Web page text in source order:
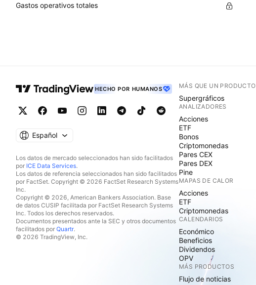
Gastos operativos totales
HECHO POR HUMANOS
Español
Los datos de mercado seleccionados han sido facilitados
por ICE Data Services.
Los datos de referencia seleccionados han sido facilitados
por FactSet. Copyright © 2026 FactSet Research Systems
Inc.
Copyright © 2026, American Bankers Association. Base
de datos CUSIP facilitada por FactSet Research Systems
Inc. Todos los derechos reservados.
Documentos presentados ante la SEC y otros documentos
facilitados por Quartr.
© 2026 TradingView, Inc.
MÁS QUE UN PRODUCTO
Supergráficos
ANALIZADORES
Acciones
ETF
Bonos
Criptomonedas
Pares CEX
Pares DEX
Pine
MAPAS DE CALOR
Acciones
ETF
Criptomonedas
CALENDARIOS
Económico
Beneficios
Dividendos
OPV
MÁS PRODUCTOS
Flujo de noticias